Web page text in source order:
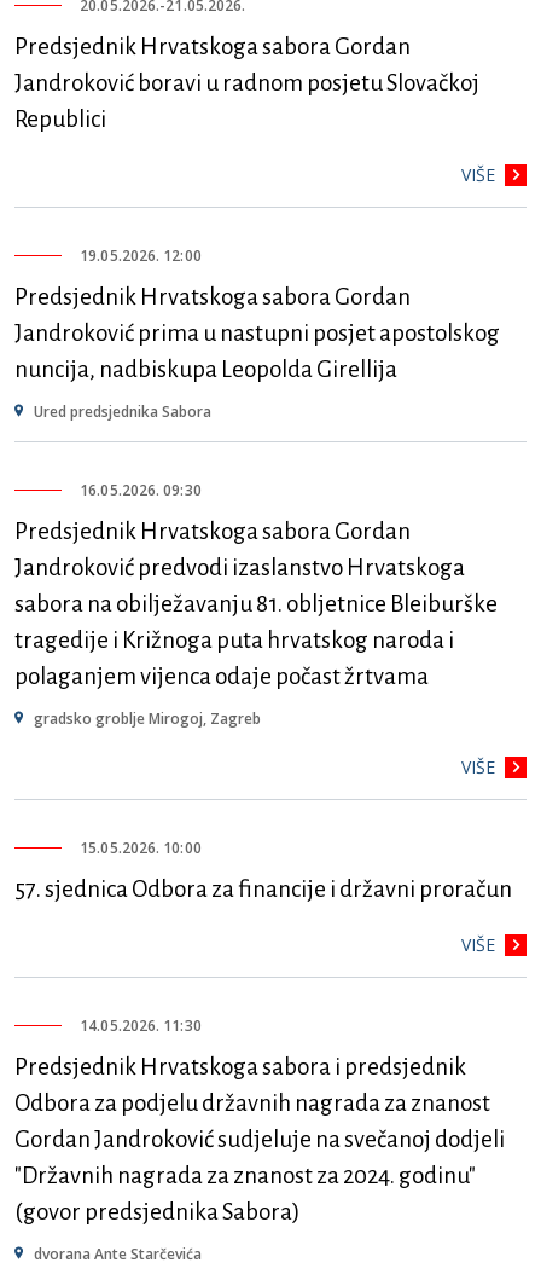
20.05.2026.-21.05.2026.
Predsjednik Hrvatskoga sabora Gordan
Jandroković boravi u radnom posjetu Slovačkoj
Republici
VIŠE
19.05.2026. 12:00
Predsjednik Hrvatskoga sabora Gordan
Jandroković prima u nastupni posjet apostolskog
nuncija, nadbiskupa Leopolda Girellija
Ured predsjednika Sabora
16.05.2026. 09:30
Predsjednik Hrvatskoga sabora Gordan
Jandroković predvodi izaslanstvo Hrvatskoga
sabora na obilježavanju 81. obljetnice Bleiburške
tragedije i Križnoga puta hrvatskog naroda i
polaganjem vijenca odaje počast žrtvama
gradsko groblje Mirogoj, Zagreb
VIŠE
15.05.2026. 10:00
57. sjednica Odbora za financije i državni proračun
VIŠE
14.05.2026. 11:30
Predsjednik Hrvatskoga sabora i predsjednik
Odbora za podjelu državnih nagrada za znanost
Gordan Jandroković sudjeluje na svečanoj dodjeli
"Državnih nagrada za znanost za 2024. godinu"
(govor predsjednika Sabora)
dvorana Ante Starčevića